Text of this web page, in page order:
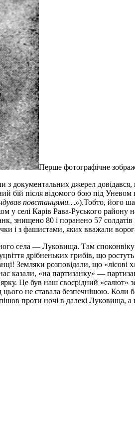
Перше фотографічне
документальних джерел
бій після відомого бою під
повстанцями…»).Тобто, його
у селі Карів Рава-Руського
знищено 80 і поранено 57
і з фашистами, яких вважали
села — Луковища. Там споконвіку
дрібненьких грибів, що
Земляки розповідали, що «лісові
казали, «на партизанку» —
Це був наш своєрідний
не ставала безпечнішою. Коли
проти ночі в далекі Луковища, а